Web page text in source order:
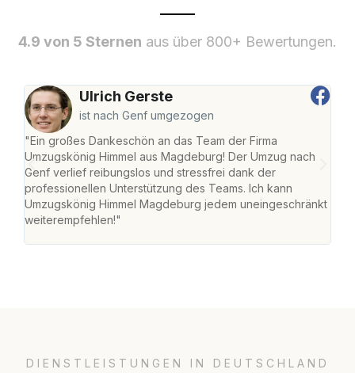
4.9 von 5 Sternen aus über 800+ Bewertungen.
Ulrich Gerste
ist nach Genf umgezogen
"Ein großes Dankeschön an das Team der Firma
Umzugskönig Himmel aus Magdeburg! Der Umzug nach
Genf verlief reibungslos und stressfrei dank der
professionellen Unterstützung des Teams. Ich kann
Umzugskönig Himmel Magdeburg jedem uneingeschränkt
weiterempfehlen!"
DIENSTLEISTUNGEN IN DEUTSCHLAND